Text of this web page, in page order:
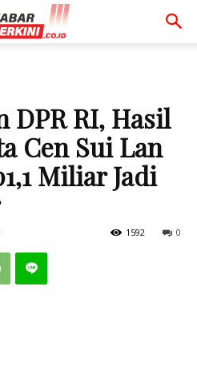
DPR RI, Hasil
Cen Sui Lan
Miliar Jadi
0
1592